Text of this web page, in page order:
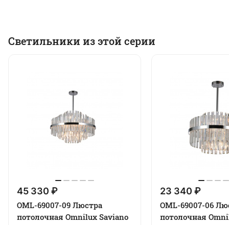
Светильники из этой серии
45 330 ₽
OML-69007-09 Люстра
потолочная Omnilux Saviano
23 340 ₽
OML-69007-06
потолочная